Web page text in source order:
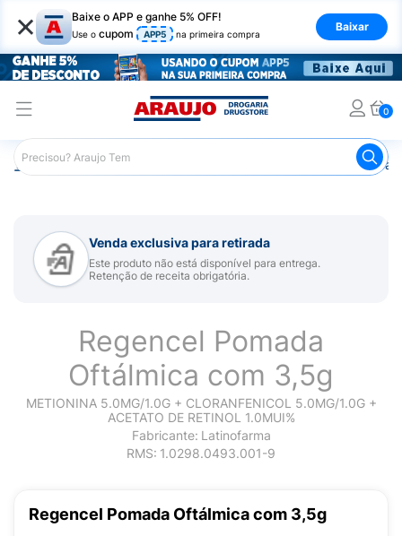
× Baixe o APP e ganhe 5% OFF!
Use o cupom APP5 na primeira compra
Baixar
0
Araujo Medicamentos Colírio para
Venda exclusiva para retirada
Este produto não está disponível para entrega.
Retenção de receita obrigatória.
Regencel Pomada
Oftálmica com 3,5g
METIONINA 5.0MG/1.0G + CLORANFENICOL 5.0MG/1.0G +
ACETATO DE RETINOL 1.0MUI%
Fabricante: Latinofarma
RMS: 1.0298.0493.001-9
Regencel Pomada Oftálmica com 3,5g